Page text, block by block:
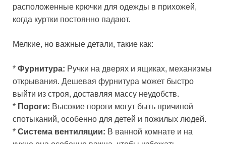
расположенные крючки для одежды в прихожей,
когда куртки постоянно падают.
Мелкие, но важные детали, такие как:
* Фурнитура: Ручки на дверях и ящиках, механизмы
открывания. Дешевая фурнитура может быстро
выйти из строя, доставляя массу неудобств.
* Пороги: Высокие пороги могут быть причиной
спотыканий, особенно для детей и пожилых людей.
* Система вентиляции: В ванной комнате и на